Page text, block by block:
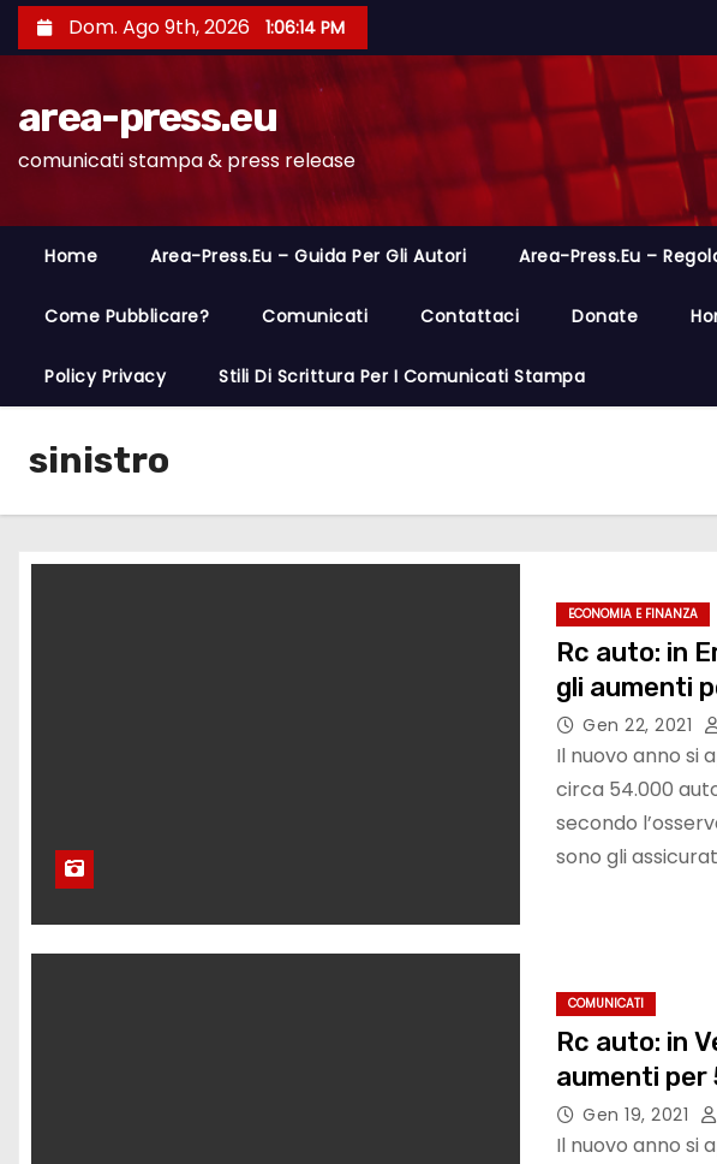
a
o
Dom. Ago 9th, 2026 1:06:15 PM
area-press.eu
comunicati stampa & press release
Home Area-Press.eu – Guida Per Gli Autori Area-Press.eu –
Come Pubblicare? Comunicati Contattaci Donate
Policy Privacy Stili Di Scrittura Per I Comunicati Stampa
sinistro
ECONOMIA E FINANZA
Rc auto: in
gli aumenti
Gen 22, 2021
Il nuovo anno si
circa 54.000
secondo
sono gli
COMUNICATI
Rc auto: in
aumenti per
Gen 19, 2021
Il nuovo anno si